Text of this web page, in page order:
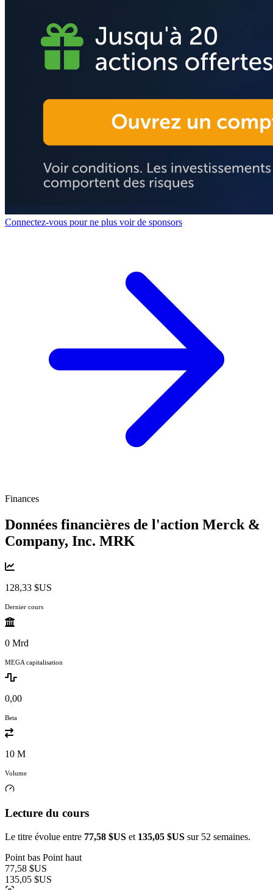
Connectez-vous pour ne plus voir de sponsors
Finances
Données financières de l'action Merck &
Company, Inc. MRK
128,33 $US
Dernier cours
0 Mrd
MEGA capitalisation
0,00
Beta
10 M
Volume
Lecture du cours
Le titre évolue entre 77,58 $US et 135,05 $US sur 52 semaines.
Point bas Point haut
77,58 $US
135,05 $US